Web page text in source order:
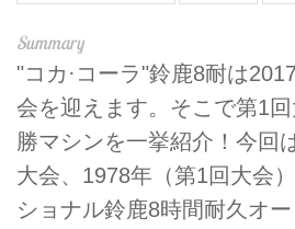
"コカ·コーラ"鈴鹿8耐は
会を迎えます。そこで第1
勝マシンを一挙紹介！今回
大会、1978年（第1回大会
ショナル鈴鹿8時間耐久オ